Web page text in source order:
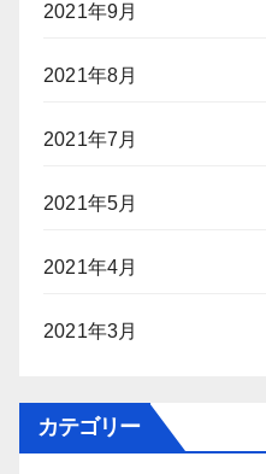
2021年9月
2021年8月
2021年7月
2021年5月
2021年4月
2021年3月
カテゴリー